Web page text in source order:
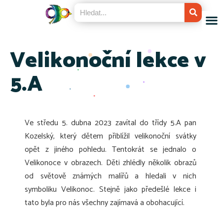
Velikonoční lekce v
5.A
Ve středu 5. dubna 2023 zavítal do třídy 5.A pan
Kozelský, který dětem přiblížil velikonoční svátky
opět z jiného pohledu. Tentokrát se jednalo o
Velikonoce v obrazech. Děti zhlédly několik obrazů
od světově známých malířů a hledali v nich
symboliku Velikonoc. Stejně jako předešlé lekce i
tato byla pro nás všechny zajímavá a obohacující.